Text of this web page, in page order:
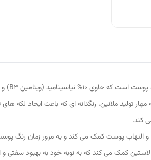
به مهار تولید ملانین، رنگدانه ای که باعث ایجاد
کند.
و التهاب پوست کمک می کند و به مرور زمان رنگ
و الاستین کمک می کند که به نوبه خود به بهبود